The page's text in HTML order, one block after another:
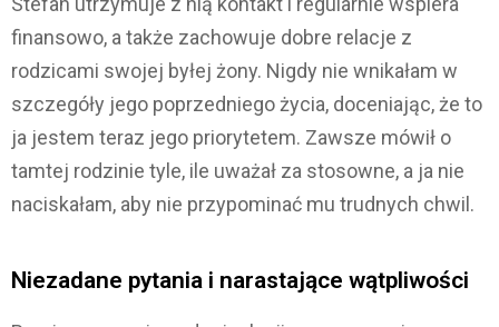
finansowo, a także zachowuje dobre relacje z
rodzicami swojej byłej żony. Nigdy nie wnikałam w
szczegóły jego poprzedniego życia, doceniając, że to
ja jestem teraz jego priorytetem. Zawsze mówił o
tamtej rodzinie tyle, ile uważał za stosowne, a ja nie
naciskałam, aby nie przypominać mu trudnych chwil.
Niezadane pytania i narastające wątpliwości